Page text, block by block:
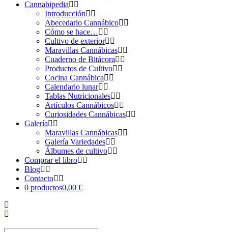
Cannabipedia
Introducción
Abecedario Cannábico
Cómo se hace…
Cultivo de exterior
Maravillas Cannábicas
Cuaderno de Bitácora
Productos de Cultivo
Cocina Cannábica
Calendario lunar
Tablas Nutricionales
Artículos Cannábicos
Curiosidades Cannábicas
Galería
Maravillas Cannábicas
Galería Variedades
Álbumes de cultivo
Comprar el libro
Blog
Contacto
0 productos0,00 €